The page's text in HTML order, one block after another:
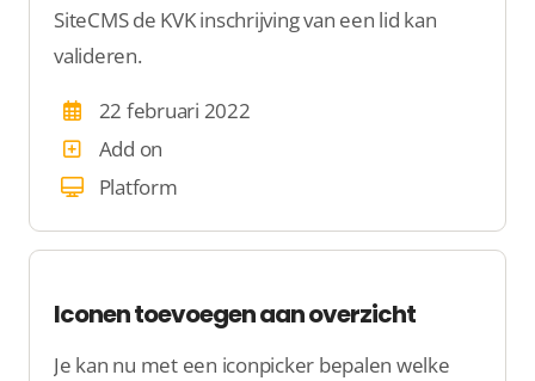
SiteCMS de KVK inschrijving van een lid kan
valideren.
22 februari 2022
Add on
Platform
Iconen toevoegen aan overzicht
Je kan nu met een iconpicker bepalen welke